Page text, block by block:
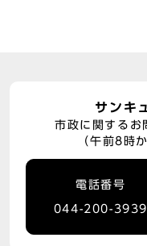
サンキ
市政に関するお
（午前8時
電話番号
044-200-3939